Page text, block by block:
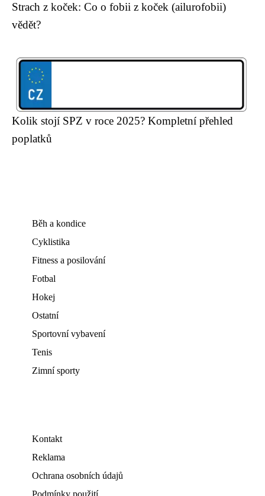
Strach z koček: Co o fobii z koček (ailurofobii)
vědět?
Kolik stojí SPZ v roce 2025? Kompletní přehled
poplatků
Běh a kondice
Cyklistika
Fitness a posilování
Fotbal
Hokej
Ostatní
Sportovní vybavení
Tenis
Zimní sporty
Kontakt
Reklama
Ochrana osobních údajů
Podmínky použití